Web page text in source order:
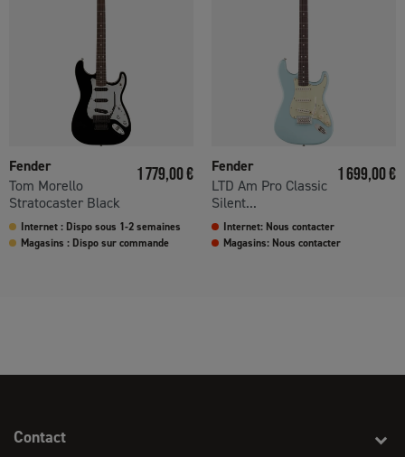
Fender
Tom Morello
Stratocaster Black
Prix
1 779,00 €
Internet : Dispo sous 1-2 semaines
Magasins : Dispo sur commande
Fender
LTD Am Pro Classic
Silent...
Prix
1 699,00 €
Internet: Nous contacter
Magasins: Nous contacter
Contact